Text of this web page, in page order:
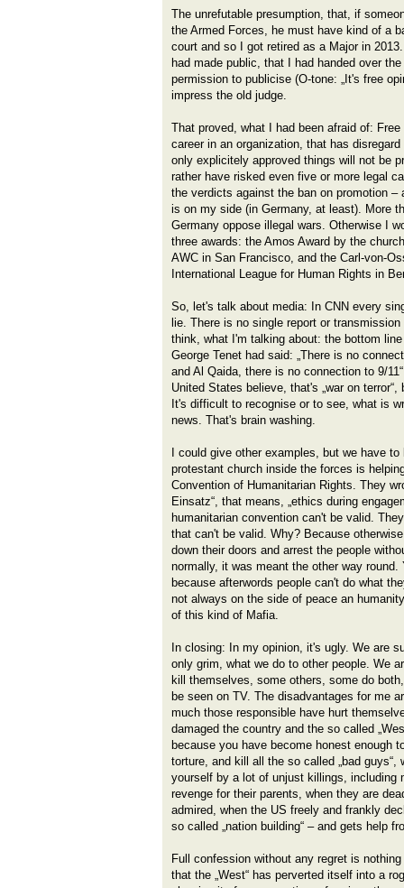
The unrefutable presumption, that, if
the Armed Forces, he must have kind of a
court and so I got retired as a Major in
had made public, that I had handed over
permission to publicise (O-tone: „It's free
impress the old judge.
That proved, what I had been afraid of:
career in an organization, that has
only explicitely approved things will not be
rather have risked even five or more legal
the verdicts against the ban on promotion
is on my side (in Germany, at least). More
Germany oppose illegal wars. Otherwise I
three awards: the Amos Award by the
AWC in San Francisco, and the Carl-von-
International League for Human Rights in
So, let's talk about media: In CNN every
lie. There is no single report or
think, what I'm talking about: the bottom line
George Tenet had said: „There is no
and Al Qaida, there is no connection to 9/
United States believe, that's „war on
It's difficult to recognise or to see, what is
news. That's brain washing.
I could give other examples, but we have
protestant church inside the forces is
Convention of Humanitarian Rights. They
Einsatz“, that means, „ethics during
humanitarian convention can't be valid.
that can't be valid. Why? Because
down their doors and arrest the people
normally, it was meant the other way round.
because afterwords people can't do what
not always on the side of peace an
of this kind of Mafia.
In closing: In my opinion, it's ugly. We are
only grim, what we do to other people. We
kill themselves, some others, some do
be seen on TV. The disadvantages for me
much those responsible have hurt
damaged the country and the so called
because you have become honest enough
torture, and kill all the so called „bad
yourself by a lot of unjust killings, including
revenge for their parents, when they are
admired, when the US freely and frankly
so called „nation building“ – and gets help
Full confession without any regret is
that the „West“ has perverted itself into a